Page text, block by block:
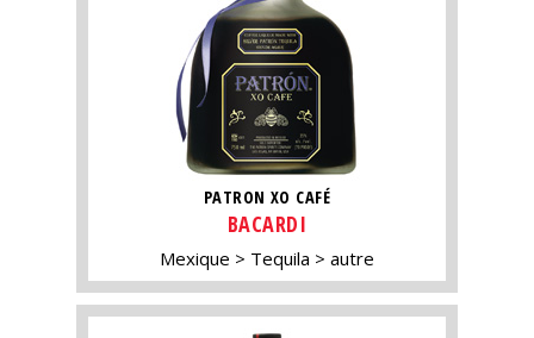
PATRON XO CAFÉ
BACARDI
Mexique Tequila autre